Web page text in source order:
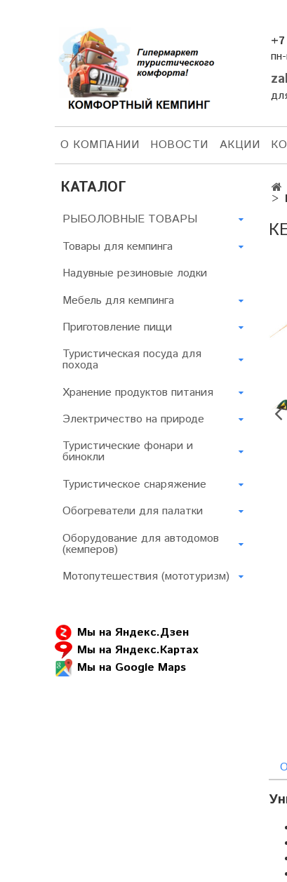
О КОМПАНИИ НОВОСТИ АКЦИИ
КАТАЛОГ
РЫБОЛОВНЫЕ ТОВАРЫ
Товары для кемпинга
Надувные резиновые лодки
Мебель для кемпинга
Приготовление пищи
Туристическая посуда для
похода
Хранение продуктов питания
Электричество на природе
Туристические фонари и
бинокли
Туристическое снаряжение
Обогреватели для палатки
Оборудование для автодомов
(кемперов)
Мотопутешествия (мототуризм)
Мы на Яндекс.Дзен
Мы на Яндекс.Картах
Мы на Google Maps